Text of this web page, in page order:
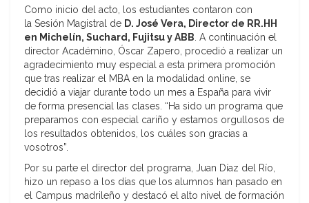
Como inicio del acto, los estudiantes contaron con
la Sesión Magistral de D. José Vera, Director de RR.HH
en Michelín, Suchard, Fujitsu y ABB. A continuación el
director Académino, Óscar Zapero, procedió a realizar un
agradecimiento muy especial a esta primera promoción
que tras realizar el MBA en la modalidad online, se
decidió a viajar durante todo un mes a España para vivir
de forma presencial las clases. “Ha sido un programa que
preparamos con especial cariño y estamos orgullosos de
los resultados obtenidos, los cuáles son gracias a
vosotros”.
Por su parte el director del programa, Juan Díaz del Río,
hizo un repaso a los días que los alumnos han pasado en
el Campus madrileño y destacó el alto nivel de formación